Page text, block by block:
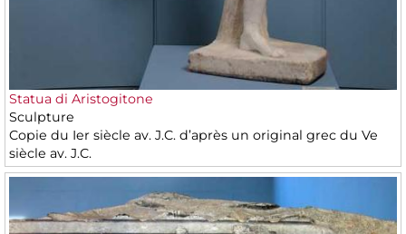
Statua di Aristogitone
Sculpture
Copie du Ier siècle av. J.C. d’après un original grec du Ve
siècle av. J.C.